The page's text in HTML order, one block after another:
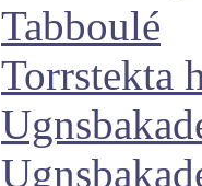
Tabboulé
Torrstekta